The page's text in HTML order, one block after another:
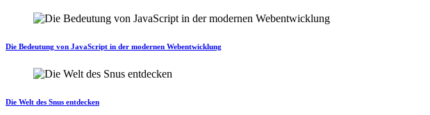
Die Bedeutung von JavaScript in der modernen Webentwicklung
Die Welt des Snus entdecken